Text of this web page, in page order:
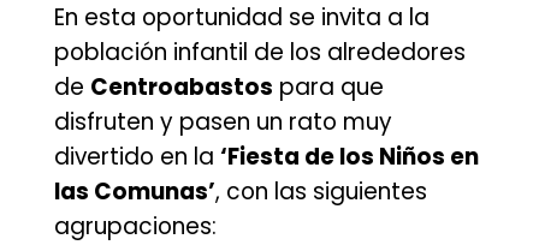
En esta oportunidad se invita a la
población infantil de los alrededores
de Centroabastos para que
disfruten y pasen un rato muy
divertido en la ‘Fiesta de los Niños en
las Comunas’, con las siguientes
agrupaciones: